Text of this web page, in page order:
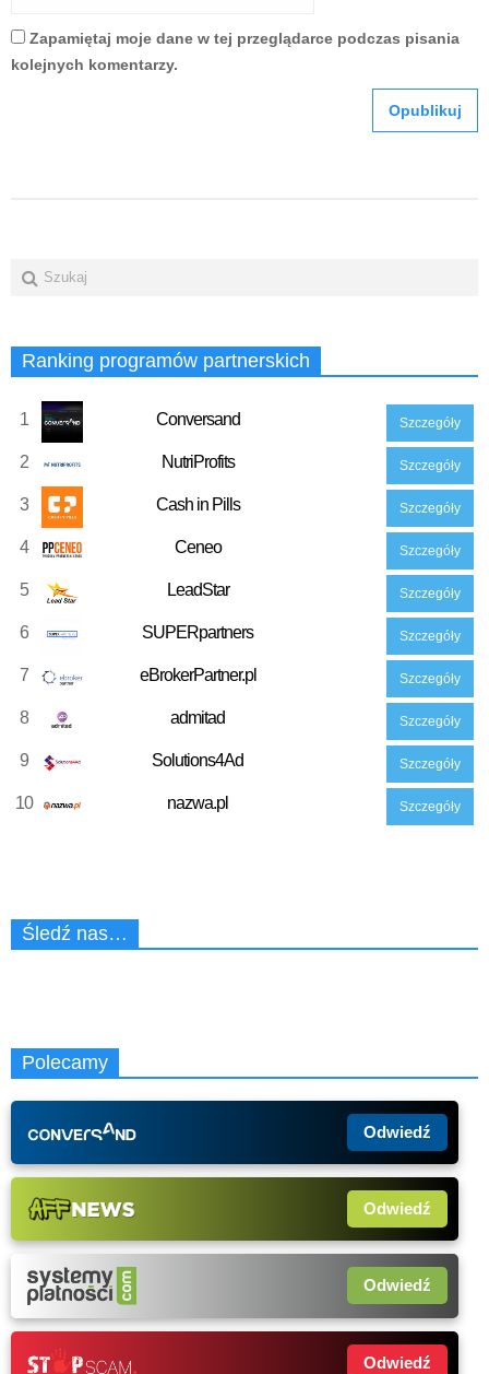
Zapamiętaj moje dane w tej przeglądarce podczas pisania
kolejnych komentarzy.
Ranking programów partnerskich
1 Conversand Szczegóły
2 NutriProfits Szczegóły
3 Cash in Pills Szczegóły
4 Ceneo Szczegóły
5 LeadStar Szczegóły
6 SUPERpartners Szczegóły
7 eBrokerPartner.pl Szczegóły
8 admitad Szczegóły
9 Solutions4Ad Szczegóły
10 nazwa.pl Szczegóły
Śledź nas…
Polecamy
Odwiedź
Odwiedź
Odwiedź
Odwiedź